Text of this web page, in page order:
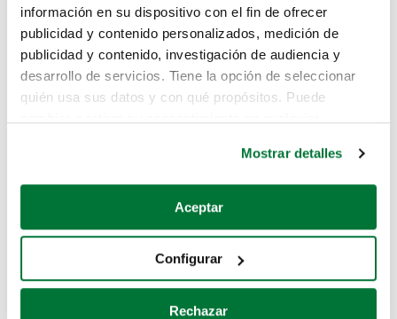
información en su dispositivo con el fin de ofrecer
publicidad y contenido personalizados, medición de
publicidad y contenido, investigación de audiencia y
desarrollo de servicios. Tiene la opción de seleccionar
quién usa sus datos y con qué propósitos. Puede
Si lo permite, también quisiéramos:
Recopilar información sobre su ubicación geográfica
Identificar su dispositivo analizándolo activamente
para buscar características específicas (huellas
Mostrar detalles
Aceptar
Configurar
Rechazar
Lo sentimos, no sabemos como
te hemos traido hasta aquí.
Pero puedes encontrar el coche que estás
buscando en alguno de estos enlaces:
Coches de segunda mano
Coches de km0